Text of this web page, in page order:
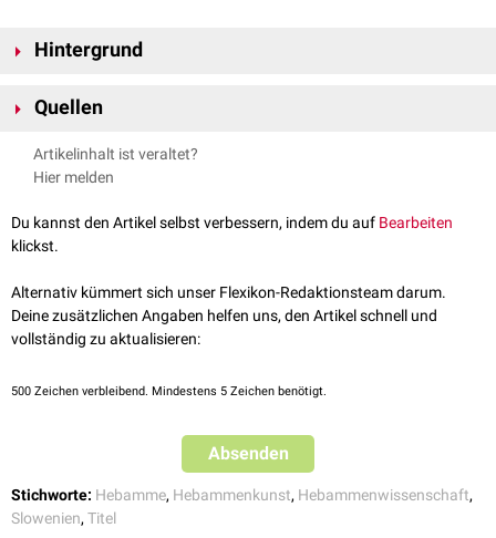
Hintergrund
erfolgreichen Abschluss eines Gymnasiums (mit Abitur), einer
Kenntnissen der slowenischen Sprache auf Niveau B2 gemäß dem
Gemeinsamen Europäischen Referenzrahmen für Sprachen (GER)
Punkte
.[2]
Quellen
UNIVERZA V LJUBLJANI. ZDRAVSTVENA FAKULTETA:
ŠTUDIJSKEGA PROGRAMA BABIŠTVO
abgerufen am 20.09.2025
Artikelinhalt ist veraltet?
Hier melden
Du kannst den Artikel selbst verbessern, indem du auf Bearbeiten
klickst.
Alternativ kümmert sich unser Flexikon-Redaktionsteam darum.
Deine zusätzlichen Angaben helfen uns, den Artikel schnell und
vollständig zu aktualisieren:
500 Zeichen verbleibend. Mindestens 5 Zeichen benötigt.
Absenden
Stichworte: Hebamme, Hebammenkunst, Hebammenwissenschaft,
Slowenien, Titel